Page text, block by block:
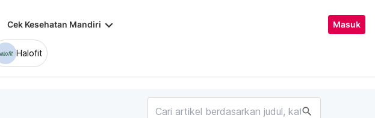
Cek Kesehatan Mandiri keyboard_arrow_down Masuk
Halofit
search